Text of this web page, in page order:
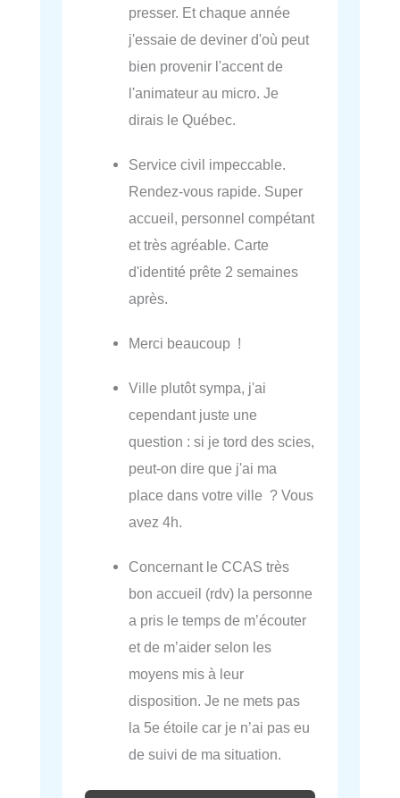
presser. Et chaque année
j'essaie de deviner d'où peut
bien provenir l'accent de
l'animateur au micro. Je
dirais le Québec.
Service civil impeccable.
Rendez-vous rapide. Super
accueil, personnel compétant
et très agréable. Carte
d'identité prête 2 semaines
après.
Merci beaucoup !
Ville plutôt sympa, j'ai
cependant juste une
question : si je tord des scies,
peut-on dire que j'ai ma
place dans votre ville ? Vous
avez 4h.
Concernant le CCAS très
bon accueil (rdv) la personne
a pris le temps de m’écouter
et de m’aider selon les
moyens mis à leur
disposition. Je ne mets pas
la 5e étoile car je n’ai pas eu
de suivi de ma situation.